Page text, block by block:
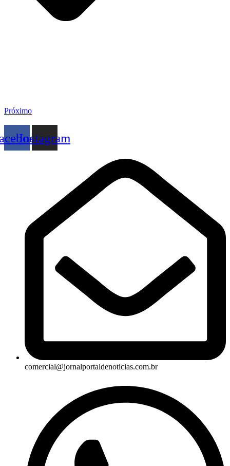
Próximo
Instagram
comercial@jornalportaldenoticias.com.br